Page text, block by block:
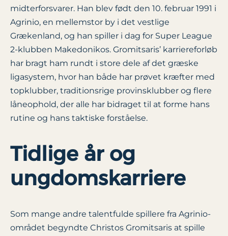
midterforsvarer. Han blev født den 10. februar 1991 i
Agrinio, en mellemstor by i det vestlige
Grækenland, og han spiller i dag for Super League
2-klubben Makedonikos. Gromitsaris’ karriereforløb
har bragt ham rundt i store dele af det græske
ligasystem, hvor han både har prøvet kræfter med
topklubber, traditionsrige provinsklubber og flere
låneophold, der alle har bidraget til at forme hans
rutine og hans taktiske forståelse.
Tidlige år og
ungdomskarriere
Som mange andre talentfulde spillere fra Agrinio-
området begyndte Christos Gromitsaris at spille